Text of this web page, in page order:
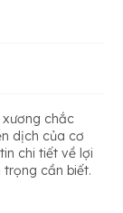
chắc
dịch của cơ
chi tiết về lợi
trọng cần biết.